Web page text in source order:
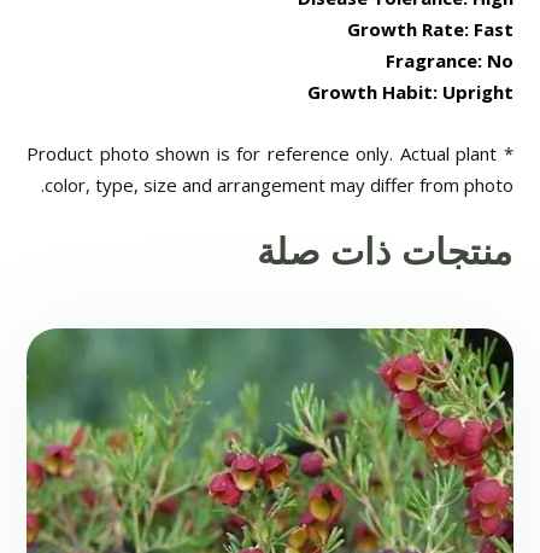
Growth Rate: Fast
Fragrance: No
Growth Habit: Upright
* Product photo shown is for reference only. Actual plant
color, type, size and arrangement may differ from photo.
منتجات ذات صلة